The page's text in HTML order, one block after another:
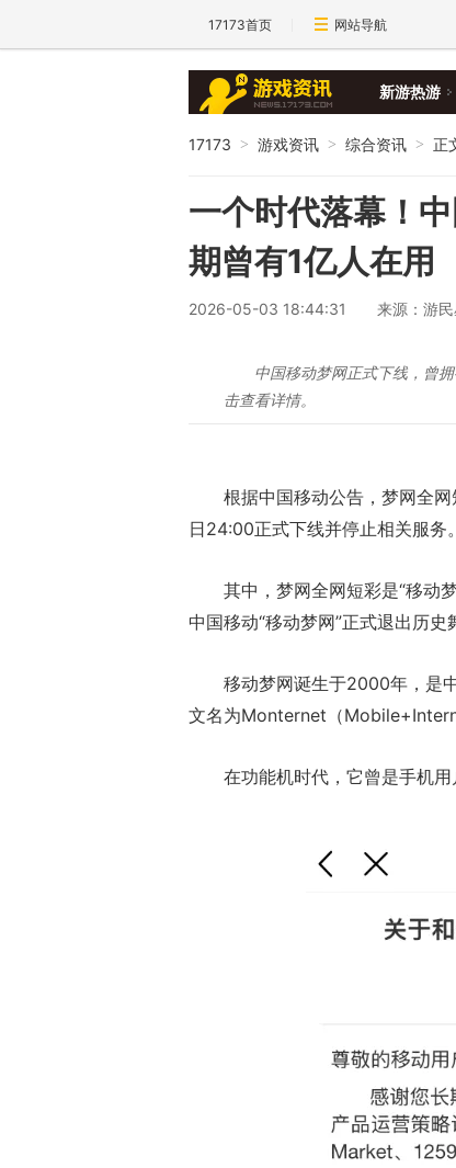
17173首页 网站导航
新游热游
17173 > 游戏资讯 > 综合资讯 > 正
一个时代落幕！
期曾有1亿人在用
2026-05-03 18:44:31 来源：游
中国移动梦网正式下线，曾
击查看详情。
根据中国移动公告，梦网全
日24:00正式下线并停止相关服务。
其中，梦网全网短彩是“移动
中国移动“移动梦网”正式退出历史
移动梦网诞生于2000年，是
文名为Monternet（
在功能机时代，它曾是手机用
爆开启